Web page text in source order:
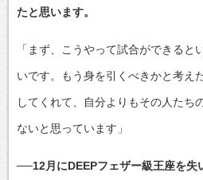
たと思います。
「まず、こうやって試合ができると
いです。もう身を引くべきかと考え
してくれて、自分よりもその人たち
ないと思っています」
──12月にDEEPフェザー級王座を失